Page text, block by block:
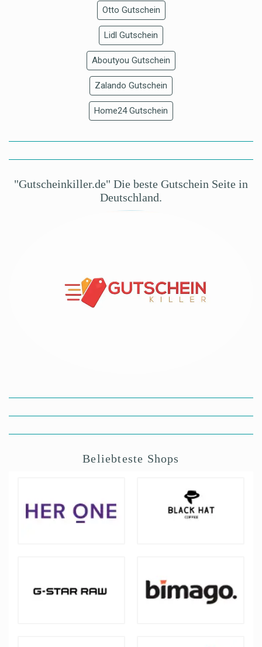
Otto Gutschein
Lidl Gutschein
Aboutyou Gutschein
Zalando Gutschein
Home24 Gutschein
"Gutscheinkiller.de" Die beste Gutschein Seite in
Deutschland.
Beliebteste Shops